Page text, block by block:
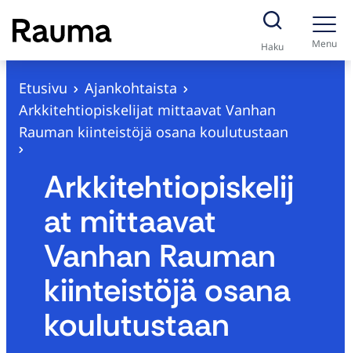
S
i
Haku Menu
Etusivu
Ajankohtaista
Arkkitehtiopiskelijat mittaavat Vanhan
Rauman kiinteistöjä osana koulutustaan
Arkkitehtiopiskelij
at mittaavat
Vanhan Rauman
kiinteistöjä osana
koulutustaan